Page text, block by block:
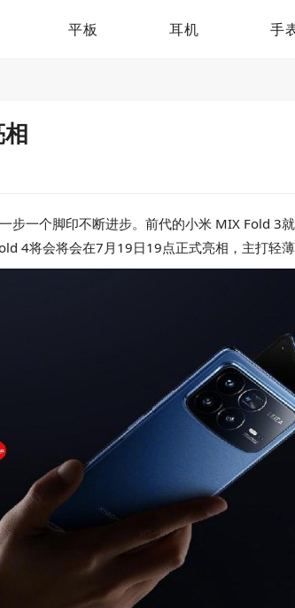
平板 耳机 手
一个脚印不断进步。前代的小米 MIX Fold 3
4将会将会在7月19日19点正式亮相，主打轻薄